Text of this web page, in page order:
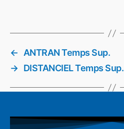
←
ANTRAN Temps Sup.
→ DISTANCIEL Temps Sup.